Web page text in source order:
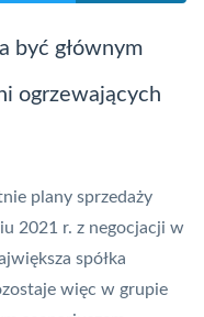
być głównym
ogrzewających
plany sprzedaży
2021 r. z negocjacji w
spółka
więc w grupie